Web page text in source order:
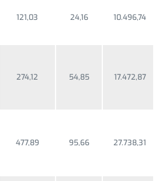
121,03 24,16 10.496,74
274,12 54,85 17.472,87
477,89 95,66 27.738,31